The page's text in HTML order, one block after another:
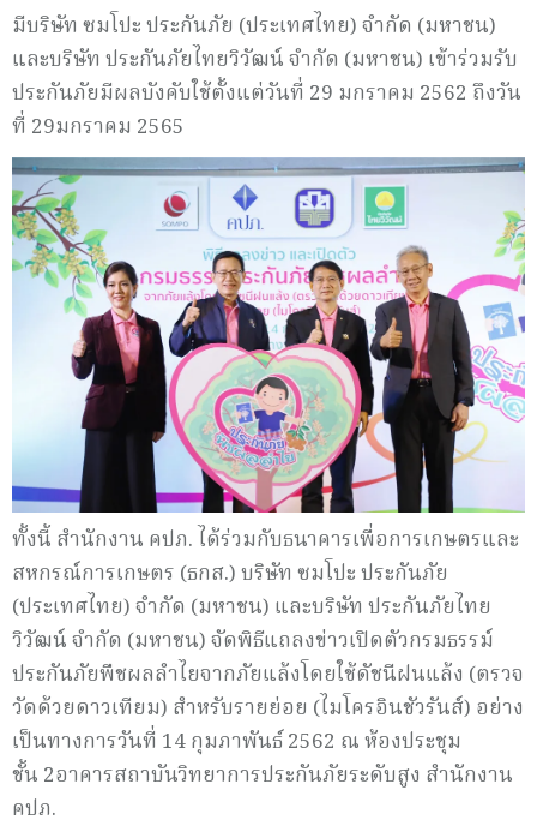
มีบริษัท ซมโปะ ประกันภัย (ประเทศไทย) จำกัด (มหาชน)
และบริษัท ประกันภัยไทยวิวัฒน์ จำกัด (มหาชน) เข้าร่วมรับ
ประกันภัยมีผลบังคับใช้ตั้งแต่วันที่ 29 มกราคม 2562 ถึงวัน
ที่ 29มกราคม 2565
ทั้งนี้ สำนักงาน คปภ. ได้ร่วมกับธนาคารเพื่อการเกษตรและ
สหกรณ์การเกษตร (ธกส.) บริษัท ซมโปะ ประกันภัย
(ประเทศไทย) จำกัด (มหาชน) และบริษัท ประกันภัยไทย
วิวัฒน์ จำกัด (มหาชน) จัดพิธีแถลงข่าวเปิดตัวกรมธรรม์
ประกันภัยพืชผลลำไยจากภัยแล้งโดยใช้ดัชนีฝนแล้ง (ตรวจ
วัดด้วยดาวเทียม) สำหรับรายย่อย (ไมโครอินชัวรันส์) อย่าง
เป็นทางการวันที่ 14 กุมภาพันธ์ 2562 ณ ห้องประชุม
ชั้น 2อาคารสถาบันวิทยาการประกันภัยระดับสูง สำนักงาน
คปภ.